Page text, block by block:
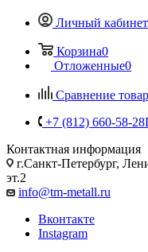
Личный кабинет
Корзина0
Отложенные0
Сравнение
+7 (812) 660-58-28
Контактная информация
г.Санкт-Петербург,
эт.2
info@tm-metall.ru
Вконтакте
Instagram